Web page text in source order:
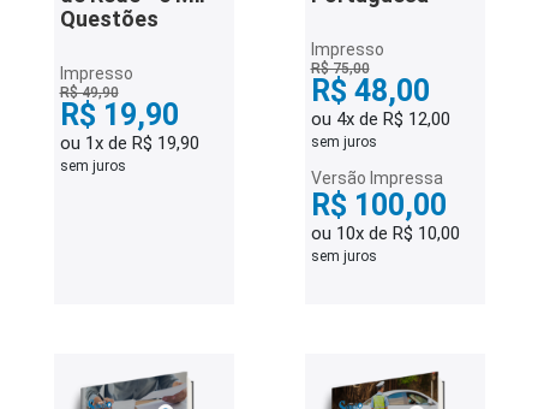
Questões
Impresso
R$ 49,90
R$ 19,90
ou 1x de R$ 19,90
sem juros
Impresso
R$ 75,00
R$ 48,00
ou 4x de R$ 12,00
sem juros
Versão Impressa
R$ 100,00
ou 10x de R$ 10,00
sem juros